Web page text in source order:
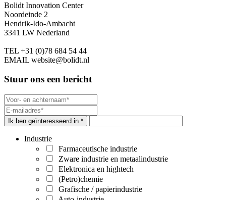
Bolidt Innovation Center
Noordeinde 2
Hendrik-Ido-Ambacht
3341 LW Nederland
TEL +31 (0)78 684 54 44
EMAIL website@bolidt.nl
Stuur ons een bericht
Ik ben geïnteresseerd in *
Industrie
Farmaceutische industrie
Zware industrie en metaalindustrie
Elektronica en hightech
(Petro)chemie
Grafische / papierindustrie